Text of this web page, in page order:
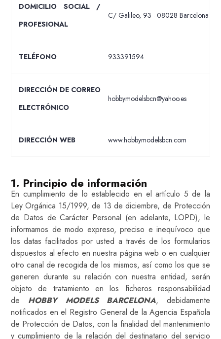
DOMICILIO SOCIAL /
PROFESIONAL
C/ Galileo, 93 · 08028 Barcelona
TELÉFONO 933391594
DIRECCIÓN DE CORREO
ELECTRÓNICO
hobbymodelsbcn@yahoo.es
DIRECCIÓN WEB www.hobbymodelsbcn.com
1. Principio de información
En cumplimiento de lo establecido en el artículo 5 de la
Ley Orgánica 15/1999, de 13 de diciembre, de Protección
de Datos de Carácter Personal (en adelante, LOPD), le
informamos de modo expreso, preciso e inequívoco que
los datas facilitados por usted a través de los formularios
dispuestos al efecto en nuestra página web o en cualquier
otro canal de recogida de los mismos, así como los que se
generen durante su relación con nuestra entidad, serán
objeto de tratamiento en los ficheros responsabilidad
de HOBBY MODELS BARCELONA, debidamente
notificados en el Registro General de la Agencia Española
de Protección de Datos, con la finalidad del mantenimiento
y cumplimiento de la relación del destinatario del servicio